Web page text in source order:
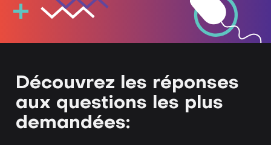
Découvrez les réponses
aux questions les plus
demandées: